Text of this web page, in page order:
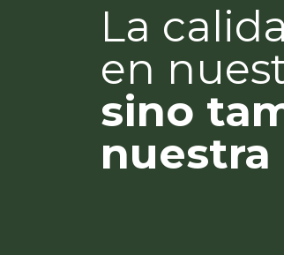
La
en
sino
nuestra